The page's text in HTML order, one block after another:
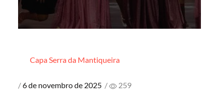
CapaSerra da Mantiqueira
Posted
6 de novembro de 2025 / 259